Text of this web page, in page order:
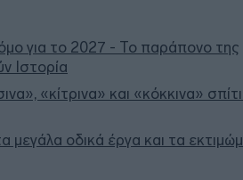
για το 2027 - Το παράπονο της
Ιστορία
«κίτρινα» και «κόκκινα»
μεγάλα οδικά έργα και τα